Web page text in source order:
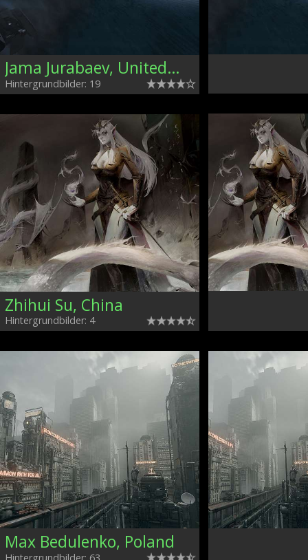
Jama Jurabaev, United Kingdom
Hintergrundbilder: 19
Zhihui Su, China
Hintergrundbilder: 4
Max Bedulenko, Poland